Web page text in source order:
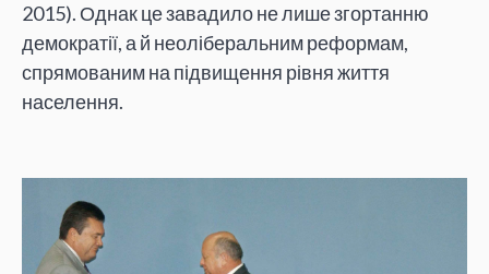
2015). Однак це завадило не лише згортанню
демократії, а й неоліберальним реформам,
спрямованим на підвищення рівня життя
населення.